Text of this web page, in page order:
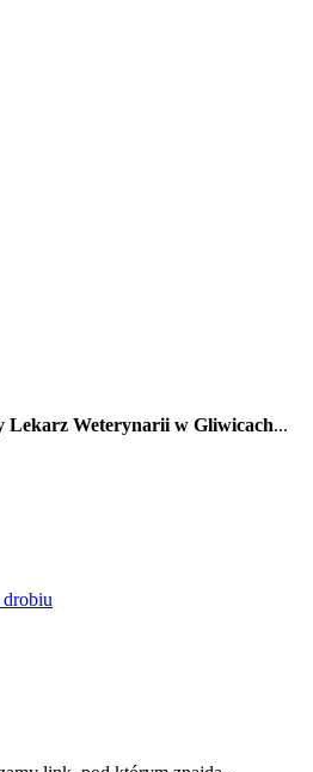
Lekarz Weterynarii w Gliwicach...